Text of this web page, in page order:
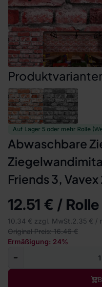
Auf Lager 5 oder mehr Rolle
Abwaschbare
Friends 3,
12.51 € / Rolle
10.34 € zzgl. MwSt. 2.35 € /
Original Preis: 16.46 €
Ermäßigung: 24%